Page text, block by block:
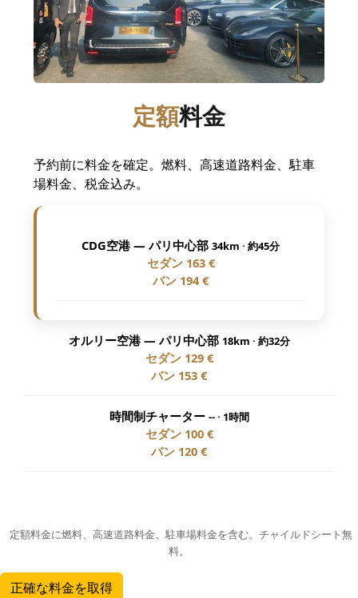
定額料金
予約前に料金を確定。燃料、高速道路料金、駐車
場料金、税金込み。
CDG空港 — パリ中心部 34km · 約45分
セダン 163 €
バン 194 €
オルリー空港 — パリ中心部 18km · 約32分
セダン 129 €
バン 153 €
時間制チャーター -- · 1時間
セダン 100 €
バン 120 €
定額料金に燃料、高速道路料金、駐車場料金を含む。チャイルドシート無
料。
正確な料金を取得